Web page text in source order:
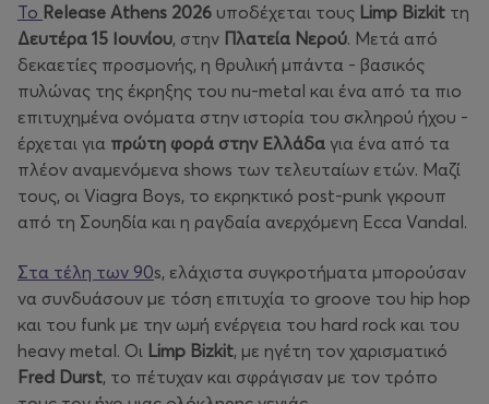
Το Release Athens 2026 υποδέχεται τους Limp Bizkit τη
Δευτέρα 15 Ιουνίου, στην Πλατεία Νερού. Μετά από
δεκαετίες προσμονής, η θρυλική μπάντα - βασικός
πυλώνας της έκρηξης του nu-metal και ένα από τα πιο
επιτυχημένα ονόματα στην ιστορία του σκληρού ήχου -
έρχεται για πρώτη φορά στην Ελλάδα για ένα από τα
πλέον αναμενόμενα shows των τελευταίων ετών. Μαζί
τους, οι Viagra Boys, το εκρηκτικό post-punk γκρουπ
από τη Σουηδία και η ραγδαία ανερχόμενη Ecca Vandal.
Στα τέλη των 90s, ελάχιστα συγκροτήματα μπορούσαν
να συνδυάσουν με τόση επιτυχία το groove του hip hop
και του funk με την ωμή ενέργεια του hard rock και του
heavy metal. Οι Limp Bizkit, με ηγέτη τον χαρισματικό
Fred Durst, το πέτυχαν και σφράγισαν με τον τρόπο